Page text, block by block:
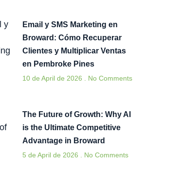
Email y SMS Marketing en
Broward: Cómo Recuperar
Clientes y Multiplicar Ventas
en Pembroke Pines
10 de April de 2026 No Comments
The Future of Growth: Why AI
is the Ultimate Competitive
Advantage in Broward
5 de April de 2026 No Comments